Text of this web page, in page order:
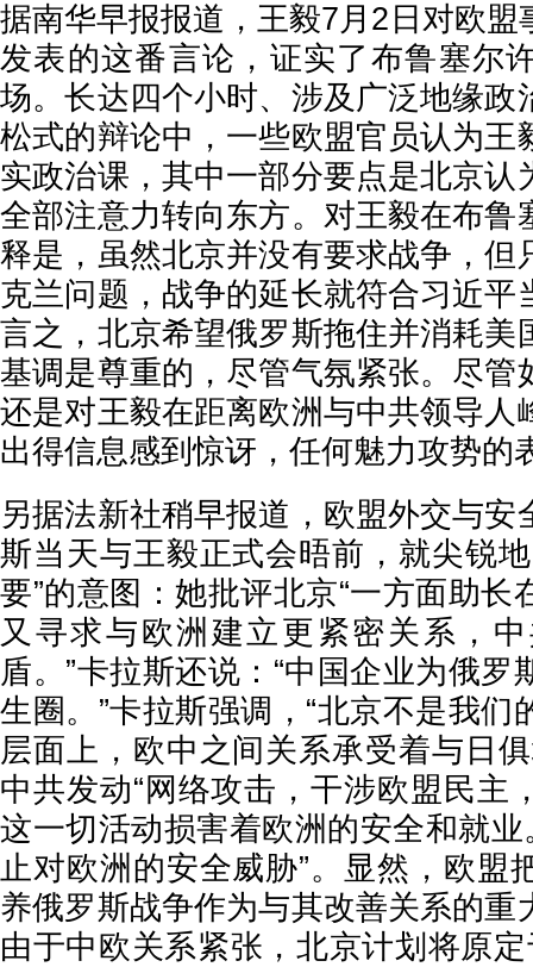
据南华早报报道，王毅7月2日对欧盟
发表的这番言论，证实了布鲁塞尔
场。长达四个小时、涉及广泛地缘政
松式的辩论中，一些欧盟官员认为王
实政治课，其中一部分要点是北京认
全部注意力转向东方。对王毅在布鲁
释是，虽然北京并没有要求战争，但
克兰问题，战争的延长就符合习近平
言之，北京希望俄罗斯拖住并消耗美
基调是尊重的，尽管气氛紧张。尽管
还是对王毅在距离欧洲与中共领导人
出得信息感到惊讶，任何魅力攻势的
另据法新社稍早报道，欧盟外交与安
斯当天与王毅正式会晤前，就尖锐
要”的意图：她批评北京“一方面助长
又寻求与欧洲建立更紧密关系，
盾。”卡拉斯还说：“中国企业为俄罗
生圈。”卡拉斯强调，“北京不是我们
层面上，欧中之间关系承受着与日
中共发动“网络攻击，干涉欧盟民主
这一切活动损害着欧洲的安全和就业
止对欧洲的安全威胁”。显然，欧盟
养俄罗斯战争作为与其改善关系的重
由于中欧关系紧张，北京计划将原